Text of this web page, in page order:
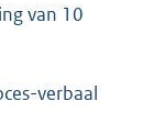
van 10
verbaal